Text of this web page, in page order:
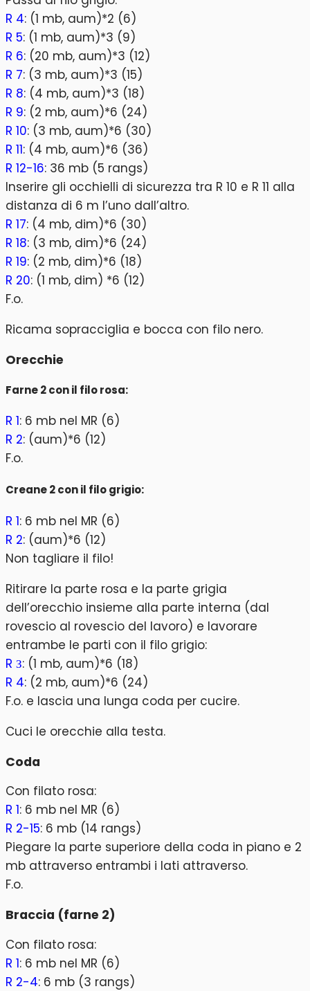
R 4: (1 mb, aum)*2 (6)
R 5: (1 mb, aum)*3 (9)
R 6: (20 mb, aum)*3 (12)
R 7: (3 mb, aum)*3 (15)
R 8: (4 mb, aum)*3 (18)
R 9: (2 mb, aum)*6 (24)
R 10: (3 mb, aum)*6 (30)
R 11: (4 mb, aum)*6 (36)
R 12-16: 36 mb (5 rangs)
Inserire gli occhielli di sicurezza tra R 10 e R 11 alla
distanza di 6 m l’uno dall’altro.
R 17: (4 mb, dim)*6 (30)
R 18: (3 mb, dim)*6 (24)
R 19: (2 mb, dim)*6 (18)
R 20: (1 mb, dim) *6 (12)
F.o.
Ricama sopracciglia e bocca con filo nero.
Orecchie
Farne 2 con il filo rosa:
R 1: 6 mb nel MR (6)
R 2: (aum)*6 (12)
F.o.
Creane 2 con il filo grigio:
R 1: 6 mb nel MR (6)
R 2: (aum)*6 (12)
Non tagliare il filo!
Ritirare la parte rosa e la parte grigia
dell’orecchio insieme alla parte interna (dal
rovescio al rovescio del lavoro) e lavorare
entrambe le parti con il filo grigio:
R З: (1 mb, aum)*6 (18)
R 4: (2 mb, aum)*6 (24)
F.o. e lascia una lunga coda per cucire.
Cuci le orecchie alla testa.
Coda
Con filato rosa:
R 1: 6 mb nel MR (6)
R 2-15: 6 mb (14 rangs)
Piegare la parte superiore della coda in piano e 2
mb attraverso entrambi i lati attraverso.
F.o.
Braccia (farne 2)
Con filato rosa:
R 1: 6 mb nel MR (6)
R 2-4: 6 mb (3 rangs)